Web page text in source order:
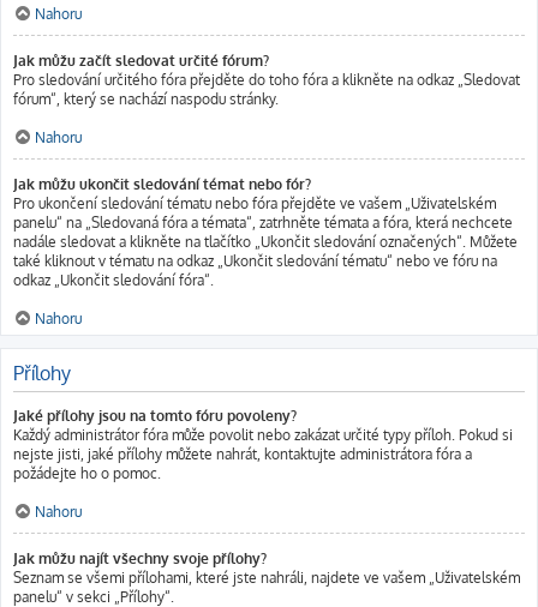
Nahoru
Jak můžu začít sledovat určité fórum?
Pro sledování určitého fóra přejděte do toho fóra a klikněte na odkaz „Sledovat
fórum“, který se nachází naspodu stránky.
Nahoru
Jak můžu ukončit sledování témat nebo fór?
Pro ukončení sledování tématu nebo fóra přejděte ve vašem „Uživatelském
panelu“ na „Sledovaná fóra a témata“, zatrhněte témata a fóra, která nechcete
nadále sledovat a klikněte na tlačítko „Ukončit sledování označených“. Můžete
také kliknout v tématu na odkaz „Ukončit sledování tématu“ nebo ve fóru na
odkaz „Ukončit sledování fóra“.
Nahoru
Přílohy
Jaké přílohy jsou na tomto fóru povoleny?
Každý administrátor fóra může povolit nebo zakázat určité typy příloh. Pokud si
nejste jisti, jaké přílohy můžete nahrát, kontaktujte administrátora fóra a
požádejte ho o pomoc.
Nahoru
Jak můžu najít všechny svoje přílohy?
Seznam se všemi přílohami, které jste nahráli, najdete ve vašem „Uživatelském
panelu“ v sekci „Přílohy“.